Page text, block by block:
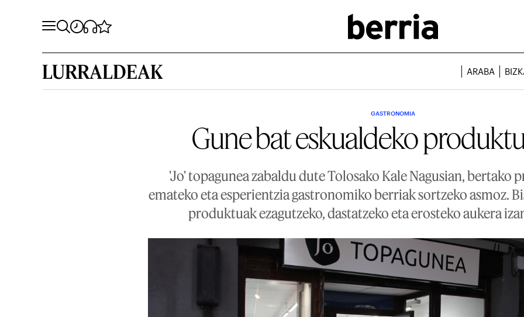
LURRALDEAK ARABA
GASTRONOMIA
Gune bat eskualdeko
'Jo' topagunea zabaldu dute Tolosako Kale Nagusian, bertako
emateko eta esperientzia gastronomiko berriak sortzeko asmoz.
produktuak ezagutzeko, dastatzeko eta erosteko aukera